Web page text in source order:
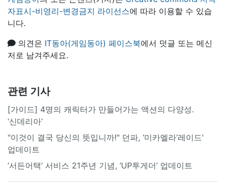
자표시-비영리-변경금지 라이선스에 따라 이용할 수 있습
니다.
의견은 IT동아(게임동아) 페이스북에서 덧글 또는 메신
저로 남겨주세요.
관련 기사
[가이드] 4명의 캐릭터가 만들어가는 액션의 다양성.
‘신데리아’
"이것이 결국 당신의 뜻입니까!" 던파, ‘미카엘라’레이드'
업데이트
‘서든어택’ 서비스 21주년 기념, ‘UP투게더’ 업데이트